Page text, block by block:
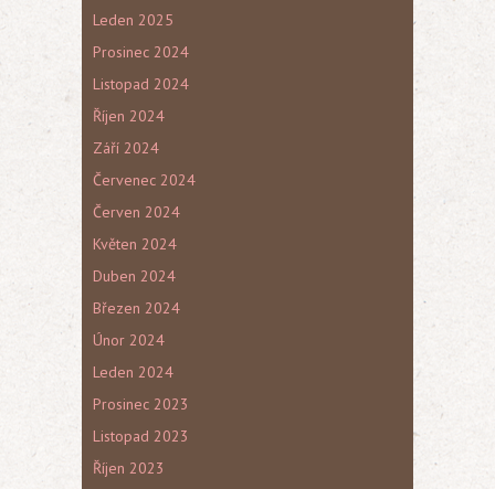
Leden 2025
Prosinec 2024
Listopad 2024
Říjen 2024
Září 2024
Červenec 2024
Červen 2024
Květen 2024
Duben 2024
Březen 2024
Únor 2024
Leden 2024
Prosinec 2023
Listopad 2023
Říjen 2023